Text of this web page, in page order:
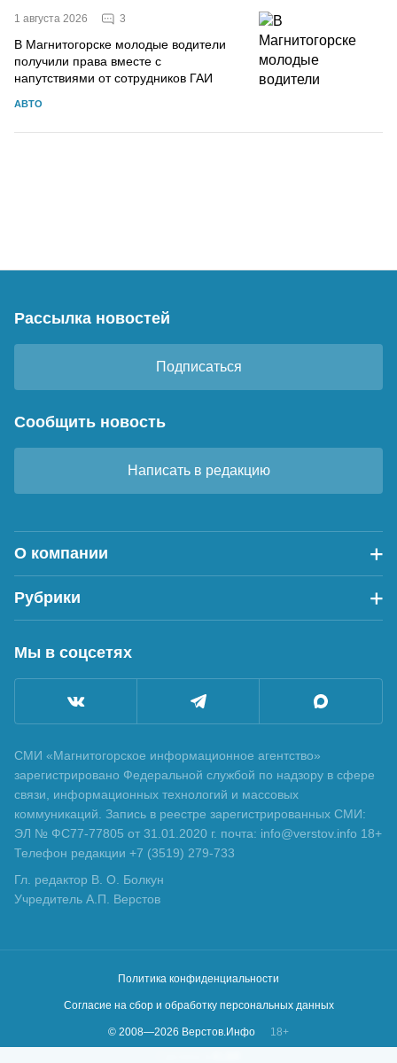
1 августа 2026 3
В Магнитогорске молодые водители
получили права вместе с
напутствиями от сотрудников ГАИ
АВТО
Рассылка новостей
Подписаться
Сообщить новость
Написать в редакцию
О компании
Рубрики
Мы в соцсетях
СМИ «Магнитогорское информационное агентство»
зарегистрировано Федеральной службой по надзору в сфере
связи, информационных технологий и массовых
коммуникаций. Запись в реестре зарегистрированных СМИ:
ЭЛ № ФС77-77805 от 31.01.2020 г. почта: info@verstov.info 18+
Телефон редакции +7 (3519) 279-733
Гл. редактор В. О. Болкун
Учредитель А.П. Верстов
Политика конфиденциальности
Согласие на сбор и обработку персональных данных
© 2008—2026 Верстов.Инфо
18+